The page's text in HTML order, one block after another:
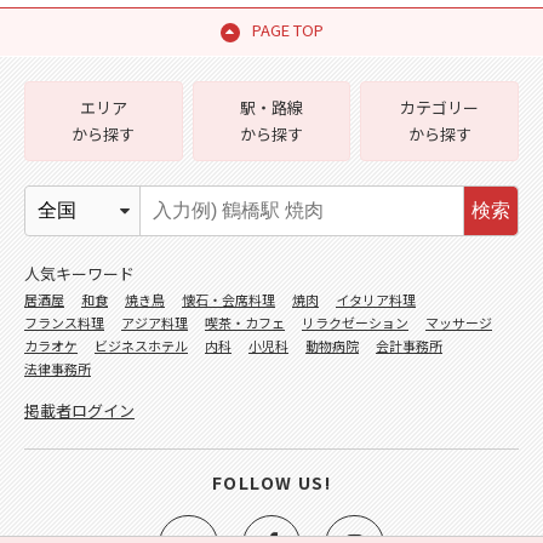
PAGE TOP
エリア
から探す
駅・路線
から探す
カテゴリー
から探す
検索
人気キーワード
居酒屋 和食 焼き鳥 懐石・会席料理 焼肉
イタリア料理
フランス料理
アジア料理 喫茶・カフェ リラクゼーション
マッサージ
カラオケ
ビジネスホテル 内科 小児科 動物病院
会計事務所
法律事務所
掲載者ログイン
FOLLOW US!